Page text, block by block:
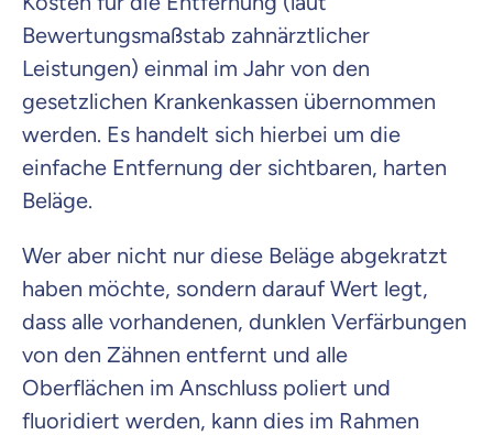
Bewertungsmaßstab zahnärztlicher
Leistungen) einmal im Jahr von den
gesetzlichen Krankenkassen übernommen
werden. Es handelt sich hierbei um die
einfache Entfernung der sichtbaren, harten
Beläge.
Wer aber nicht nur diese Beläge abgekratzt
haben möchte, sondern darauf Wert legt,
dass alle vorhandenen, dunklen Verfärbungen
von den Zähnen entfernt und alle
Oberflächen im Anschluss poliert und
fluoridiert werden, kann dies im Rahmen